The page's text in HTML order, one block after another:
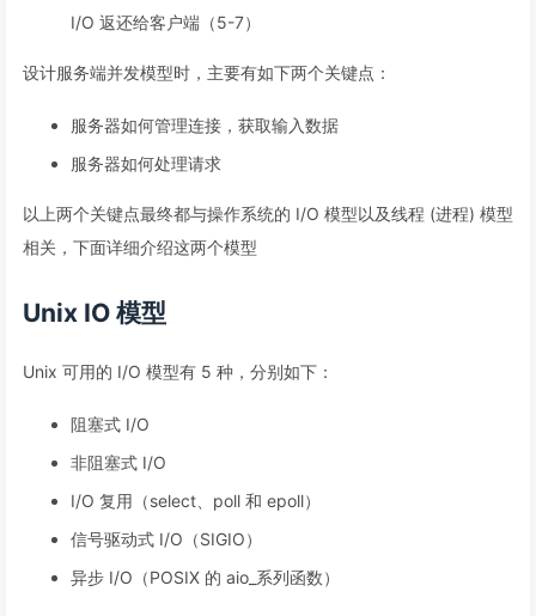
I/O 返还给客户端（5-7）
设计服务端并发模型时，主要有如下两个关键点：
服务器如何管理连接，获取输入数据
服务器如何处理请求
以上两个关键点最终都与操作系统的 I/O 模型以及线程 (进程) 模型
相关，下面详细介绍这两个模型
Unix IO 模型
Unix 可用的 I/O 模型有 5 种，分别如下：
阻塞式 I/O
非阻塞式 I/O
I/O 复用（select、poll 和 epoll）
信号驱动式 I/O（SIGIO）
异步 I/O（POSIX 的 aio_系列函数）